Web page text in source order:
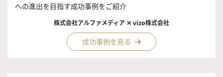
への進出を目指す成功事例をご紹介
株式会社アルファメディア ✕ vizo株式会社
成功事例を見る